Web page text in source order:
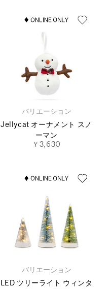
バリエーション
Jellycat オーナメント スノ
ーマン
￥3,630
バリエーション
LED ツリーライト ウィンタ